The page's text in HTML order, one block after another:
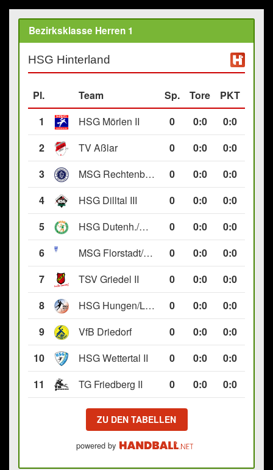
Bezirksklasse Herren 1
HSG Hinterland
Pl. Team Sp. Tore
PKT
1
HSG Mörlen II 0 0:0
0:0
2
TV Aßlar 0 0:0
0:0
3
MSG Rechtenbach/Wetzlar II 0 0:0
0:0
4
HSG Dilltal III 0 0:0
0:0
5
HSG Dutenh./Münchholzh. IV 0 0:0
0:0
6
MSG Florstadt/Gettenau II 0 0:0
0:0
7
TSV Griedel II 0 0:0
0:0
8
HSG Hungen/Lich II 0 0:0
0:0
9
VfB Driedorf 0 0:0
0:0
10
HSG Wettertal II 0 0:0
0:0
11
TG Friedberg II 0 0:0 0:0
ZU DEN TABELLEN
powered by